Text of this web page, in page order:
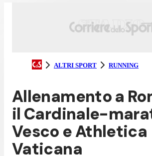
ALTRI SPORT RUNNING
Allenamento a
il Cardinale-
Vesco e Athletica
Vaticana